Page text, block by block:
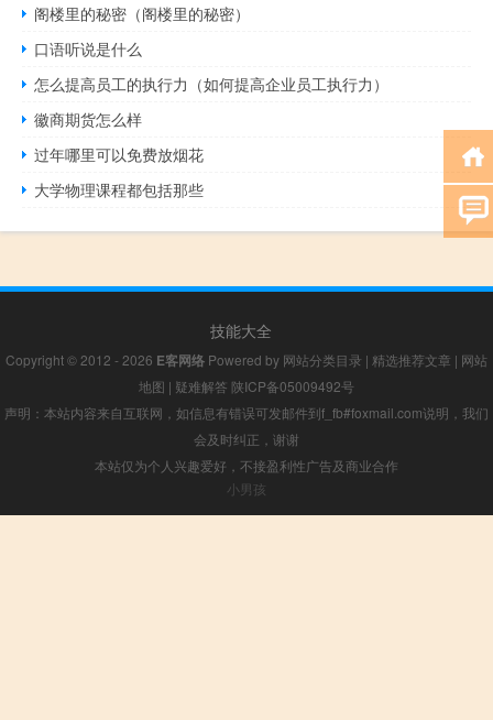
阁楼里的秘密（阁楼里的秘密）
口语听说是什么
怎么提高员工的执行力（如何提高企业员工执行力）
徽商期货怎么样
过年哪里可以免费放烟花
大学物理课程都包括那些
技能大全
Copyright © 2012 - 2026 E客网络 Powered by 网站分类目录 | 精选推荐文章 | 网站
地图 | 疑难解答 陕ICP备05009492号
声明：本站内容来自互联网，如信息有错误可发邮件到f_fb#foxmail.com说明，我们
会及时纠正，谢谢
本站仅为个人兴趣爱好，不接盈利性广告及商业合作
小男孩